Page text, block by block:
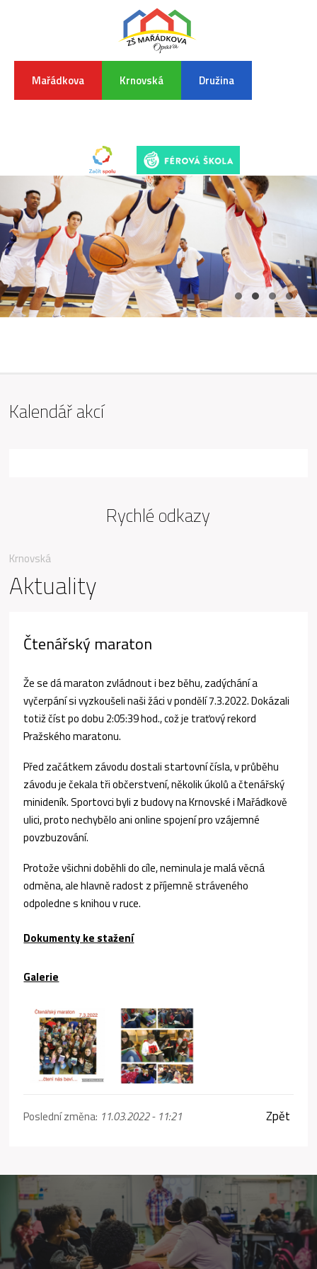
Mařádkova Krnovská Družina
Krnovská
Aktuality
Čtenářský maraton
Že se dá maraton zvládnout i bez běhu, zadýchání a
vyčerpání si vyzkoušeli naši žáci v pondělí 7.3.2022. Dokázali
totiž číst po dobu 2:05:39 hod., což je traťový rekord
Pražského maratonu.
Před začátkem závodu dostali startovní čísla, v průběhu
závodu je čekala tři občerstvení, několik úkolů a čtenářský
minideník. Sportovci byli z budovy na Krnovské i Mařádkově
ulici, proto nechybělo ani online spojení pro vzájemné
povzbuzování.
Protože všichni doběhli do cíle, neminula je malá věcná
odměna, ale hlavně radost z příjemně stráveného
odpoledne s knihou v ruce.
Dokumenty ke stažení
Galerie
Poslední změna: 11.03.2022 - 11:21 Zpět
Kalendář akcí
Rychlé odkazy